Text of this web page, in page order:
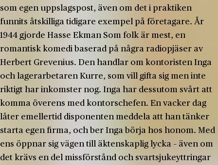
som egen uppslagspost, även om det i praktiken
funnits åtskilliga tidigare exempel på företagare. År
1944 gjorde Hasse Ekman Som folk är mest, en
romantisk komedi baserad på några radiopjäser av
Herbert Grevenius. Den handlar om kontoristen Inga
och lagerarbetaren Kurre, som vill gifta sig men inte
riktigt har inkomster nog. Inga har dessutom svårt att
komma överens med kontorschefen. En vacker dag
låter emellertid disponenten meddela att han tänker
starta egen firma, och ber Inga börja hos honom. Med
ens öppnar sig vägen till äktenskaplig lycka – även om
det krävs en del missförstånd och svartsjukeyttringar